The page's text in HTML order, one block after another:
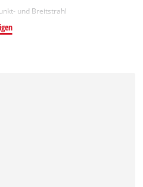
und Breitstrahl